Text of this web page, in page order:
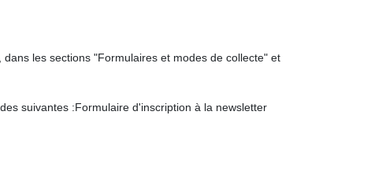
les sections "Formulaires et modes de collecte" et
suivantes :Formulaire d'inscription à la newsletter